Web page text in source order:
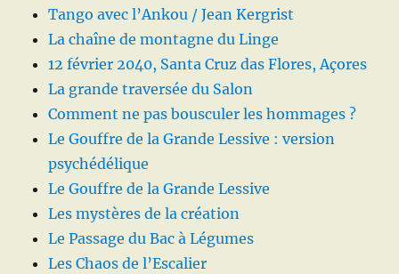
Tango avec l’Ankou / Jean Kergrist
La chaîne de montagne du Linge
12 février 2040, Santa Cruz das Flores, Açores
La grande traversée du Salon
Comment ne pas bousculer les hommages ?
Le Gouffre de la Grande Lessive : version
psychédélique
Le Gouffre de la Grande Lessive
Les mystères de la création
Le Passage du Bac à Légumes
Les Chaos de l’Escalier